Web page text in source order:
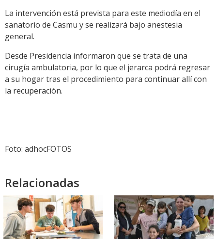
La intervención está prevista para este mediodía en el
sanatorio de Casmu y se realizará bajo anestesia
general.
Desde Presidencia informaron que se trata de una
cirugía ambulatoria, por lo que el jerarca podrá regresar
a su hogar tras el procedimiento para continuar allí con
la recuperación.
Foto: adhocFOTOS
Relacionadas